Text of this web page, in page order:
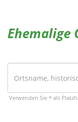
Ehemalige
Verwenden Sie * als